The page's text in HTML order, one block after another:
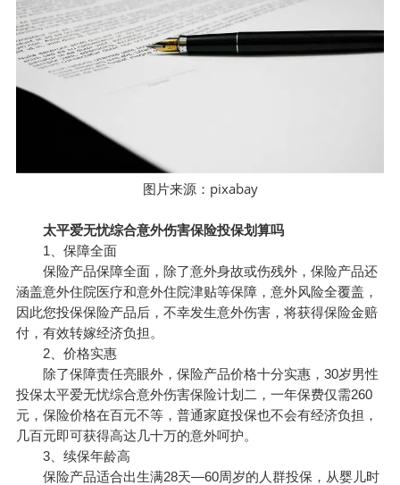
图片来源： pixabay
太平爱无忧综合意外伤害保险投保划算吗
1、保障全面
保险产品保障全面，除了意外身故或伤残外，保险产品还
涵盖意外住院医疗和意外住院津贴等保障，意外风险全覆盖，
因此您投保保险产品后，不幸发生意外伤害，将获得保险金赔
付，有效转嫁经济负担。
2、价格实惠
除了保障责任亮眼外，保险产品价格十分实惠，30岁男性
投保太平爱无忧综合意外伤害保险计划二，一年保费仅需260
元，保险价格在百元不等，普通家庭投保也不会有经济负担，
几百元即可获得高达几十万的意外呵护。
3、续保年龄高
保险产品适合出生满28天—60周岁的人群投保，从婴儿时